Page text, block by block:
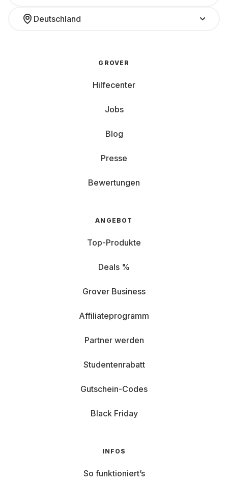
Deutschland
GROVER
Hilfecenter
Jobs
Blog
Presse
Bewertungen
ANGEBOT
Top-Produkte
Deals %
Grover Business
Affiliateprogramm
Partner werden
Studentenrabatt
Gutschein-Codes
Black Friday
INFOS
So funktioniert’s